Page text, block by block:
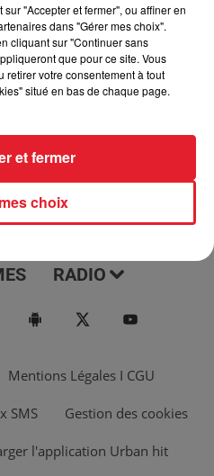
MUSIQUES
RADIO
Mentions Légales I CGU
SMS Gestion des cookies
l'application Urban hit
"Accepter et fermer", ou affiner en
dans "Gérer mes choix".
cliquant sur "Continuer sans
que pour ce site. Vous
retirer votre consentement à tout
situé en bas de chaque page.
choix
et fermer